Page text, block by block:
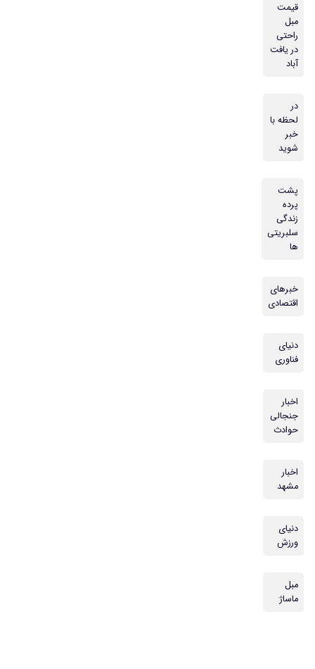
قیمت
مبل
راحتی
در یافت
آباد
در
لحظه با
خبر
شوید
پشت
پرده
زندگی
سلبریتی
ها
خبرهای
اقتصادی
دنیای
فناوری
اخبار
جنجالی
حوادث
اخبار
مشهد
دنیای
ورزش
مبل
ماساژ